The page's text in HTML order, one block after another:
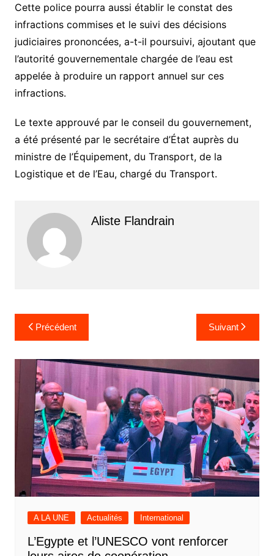
Cette police pourra aussi établir le constat des
infractions commises et le suivi des décisions
judiciaires prononcées, a-t-il poursuivi, ajoutant que
l’autorité gouvernementale chargée de l’eau est
appelée à produire un rapport annuel sur ces
infractions.
Le texte approuvé par le conseil du gouvernement,
a été présenté par le secrétaire d’État auprès du
ministre de l’Équipement, du Transport, de la
Logistique et de l’Eau, chargé du Transport.
Aliste Flandrain
Navigation
de
l’article
Précédent Suivant
A LA UNE Actualités International
L’Egypte et l’UNESCO vont renforcer